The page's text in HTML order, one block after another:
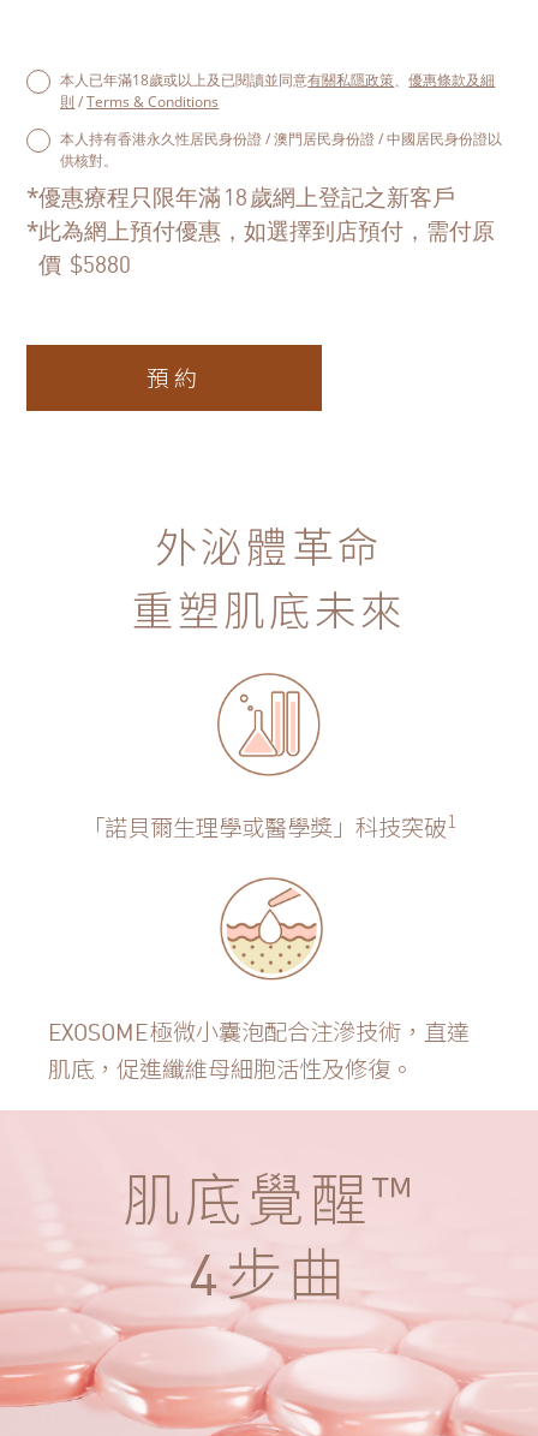
本人已年滿18歲或以上及已閱讀並同意有關私隱政策、優惠條款及細
則 /Terms & Conditions
本人持有香港永久性居民身份證 / 澳門居民身份證 / 中國居民身份證以
供核對。
*優惠療程只限年滿 18 歲網上登記之新客戶
*此為網上預付優惠，如選擇到店預付，需付原
價 $5880
預約
外泌體革命
重塑肌底未來
「諾貝爾生理學或醫學獎」科技突破1
EXOSOME極微小囊泡配合注滲技術，直達
肌底，促進纖維母細胞活性及修復。
肌底覺醒™
4步曲